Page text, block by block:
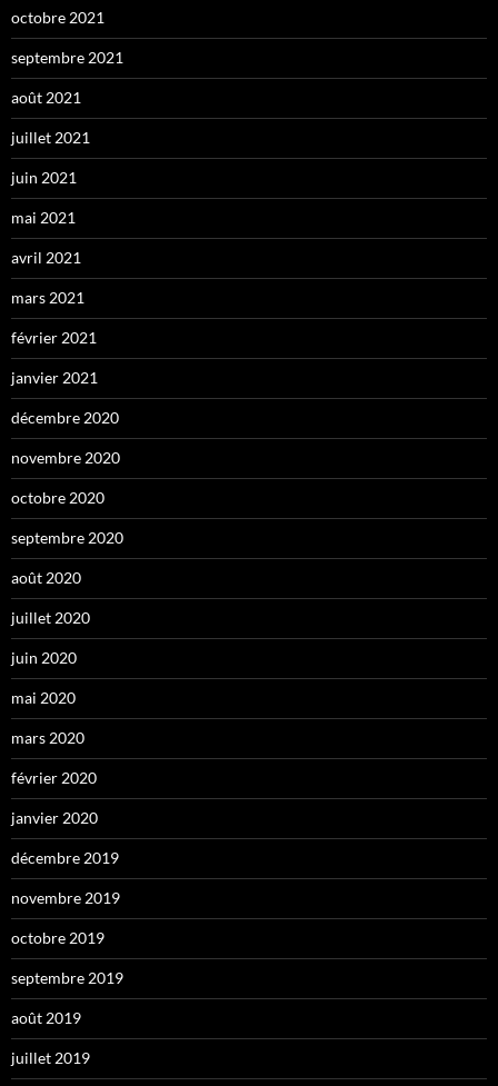
octobre 2021
septembre 2021
août 2021
juillet 2021
juin 2021
mai 2021
avril 2021
mars 2021
février 2021
janvier 2021
décembre 2020
novembre 2020
octobre 2020
septembre 2020
août 2020
juillet 2020
juin 2020
mai 2020
mars 2020
février 2020
janvier 2020
décembre 2019
novembre 2019
octobre 2019
septembre 2019
août 2019
juillet 2019